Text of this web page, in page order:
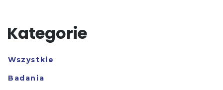
Kategorie
Wszystkie
Badania